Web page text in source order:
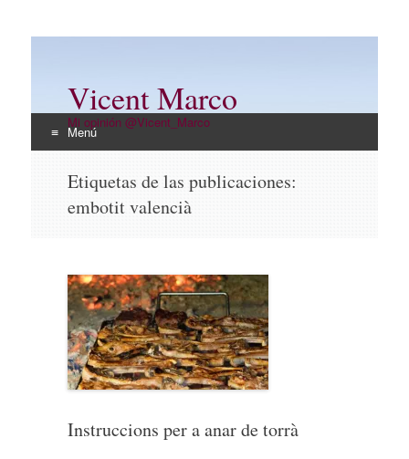
Vicent Marco
Mi opinión @Vicent_Marco
Menú
contenido
Etiquetas de las publicaciones:
embotit valencià
Instruccions per a anar de torrà